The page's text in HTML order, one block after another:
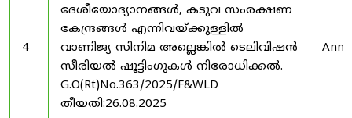
4
ദേശീയോദ്യാനങ്ങൾ, കടുവ സംരക്ഷണ
കേന്ദ്രങ്ങൾ എന്നിവയ്ക്കുള്ളിൽ
വാണിജ്യ സിനിമ അല്ലെങ്കിൽ ടെലിവിഷൻ
സീരിയൽ ഷൂട്ടിംഗുകൾ നിരോധിക്കൽ.
G.O(Rt)No.363/2025/F&WLD
തീയതി:26.08.2025